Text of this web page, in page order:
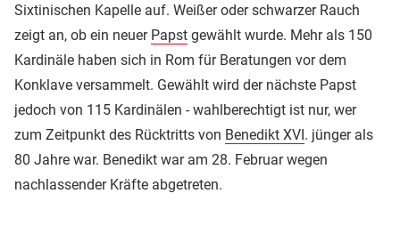
Sixtinischen Kapelle auf. Weißer oder schwarzer Rauch
zeigt an, ob ein neuer Papst gewählt wurde. Mehr als 150
Kardinäle haben sich in Rom für Beratungen vor dem
Konklave versammelt. Gewählt wird der nächste Papst
jedoch von 115 Kardinälen - wahlberechtigt ist nur, wer
zum Zeitpunkt des Rücktritts von Benedikt XVI. jünger als
80 Jahre war. Benedikt war am 28. Februar wegen
nachlassender Kräfte abgetreten.